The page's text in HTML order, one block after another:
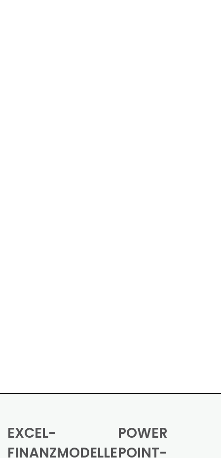
EXCEL-
FINANZMODELLE
POWER
POINT-